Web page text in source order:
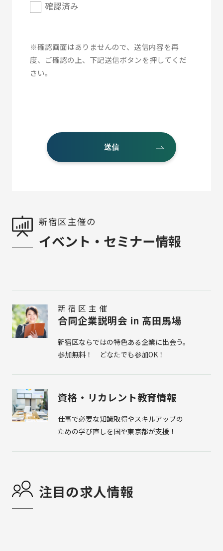
確認済み
※確認画面はありませんので、送信内容を再
度、ご確認の上、下記送信ボタンを押してくだ
さい。
送信
新宿区主催の
イベント・セミナー情報
新宿区主催
合同企業説明会 in 高田馬場
新宿区ならではの特色ある企業に出会う。
参加無料！ どなたでも参加OK！
資格・リカレント教育情報
仕事で必要な知識取得やスキルアップの
ための学び直しを国や東京都が支援！
注目の求人情報